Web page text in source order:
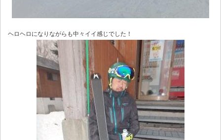
ヘロヘロになりながらも中々イイ感じでした！